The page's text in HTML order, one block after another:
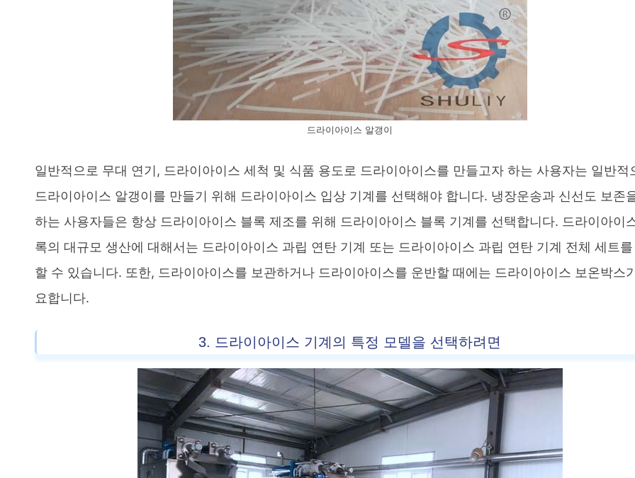
드라이아이스 알갱이
일반적으로 무대 연기, 드라이아이스 세척 및 식품 용도로 드라이아이스를 만들고자 하는 사용자는 일반적
드라이아이스 알갱이를 만들기 위해 드라이아이스 입상 기계를 선택해야 합니다. 냉장운송과 신선도 보존
하는 사용자들은 항상 드라이아이스 블록 제조를 위해 드라이아이스 블록 기계를 선택합니다. 드라이아이
록의 대규모 생산에 대해서는 드라이아이스 과립 연탄 기계 또는 드라이아이스 과립 연탄 기계 전체 세트
할 수 있습니다. 또한, 드라이아이스를 보관하거나 드라이아이스를 운반할 때에는 드라이아이스 보온박스
요합니다.
3. 드라이아이스 기계의 특정 모델을 선택하려면